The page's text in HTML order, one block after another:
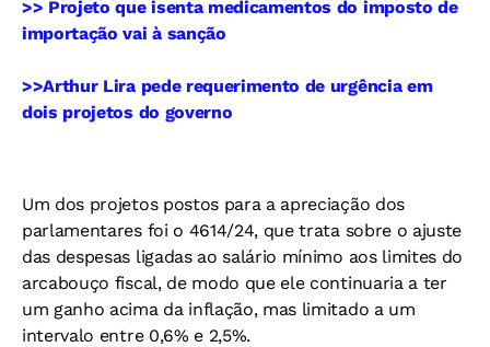
>> Projeto que isenta medicamentos do imposto de
importação vai à sanção
>>Arthur Lira pede requerimento de urgência em
dois projetos do governo
Um dos projetos postos para a apreciação dos
parlamentares foi o 4614/24, que trata sobre o ajuste
das despesas ligadas ao salário mínimo aos limites do
arcabouço fiscal, de modo que ele continuaria a ter
um ganho acima da inflação, mas limitado a um
intervalo entre 0,6% e 2,5%.